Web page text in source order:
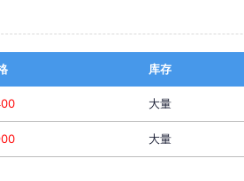
库存
大量
大量